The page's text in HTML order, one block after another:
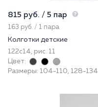
815 руб. / 5 пар
163 руб. / 1 пара
Колготки детские
122с14, рис. 11
Цвет:
Размеры: 104-110, 128-134